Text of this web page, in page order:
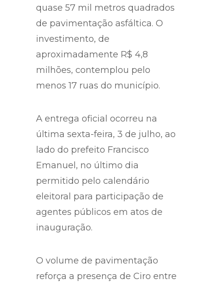
quase 57 mil metros quadrados
de pavimentação asfáltica. O
investimento, de
aproximadamente R$ 4,8
milhões, contemplou pelo
menos 17 ruas do município.
A entrega oficial ocorreu na
última sexta-feira, 3 de julho, ao
lado do prefeito Francisco
Emanuel, no último dia
permitido pelo calendário
eleitoral para participação de
agentes públicos em atos de
inauguração.
O volume de pavimentação
reforça a presença de Ciro entre